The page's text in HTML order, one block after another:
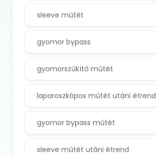
sleeve műtét
gyomor bypass
gyomorszűkítő műtét
laparoszkópos műtét utáni étrend
gyomor bypass műtét
sleeve műtét utáni étrend